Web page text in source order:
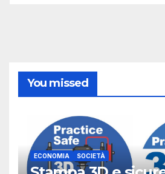
You missed
ECONOMIA SOCIETÀ